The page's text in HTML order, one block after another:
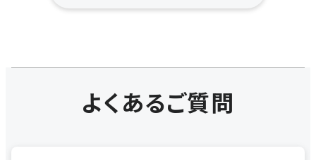
よくあるご質問